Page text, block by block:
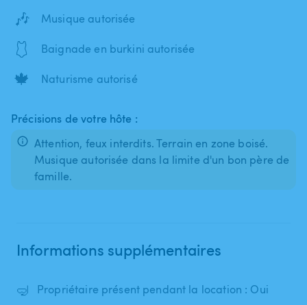
🎶 Musique autorisée
🩱 Baignade en burkini autorisée
🍁 Naturisme autorisé
Précisions de votre hôte :
Attention, feux interdits. Terrain en zone boisé.
Musique autorisée dans la limite d'un bon père de
famille.
Informations supplémentaires
🤿 Propriétaire présent pendant la location : Oui